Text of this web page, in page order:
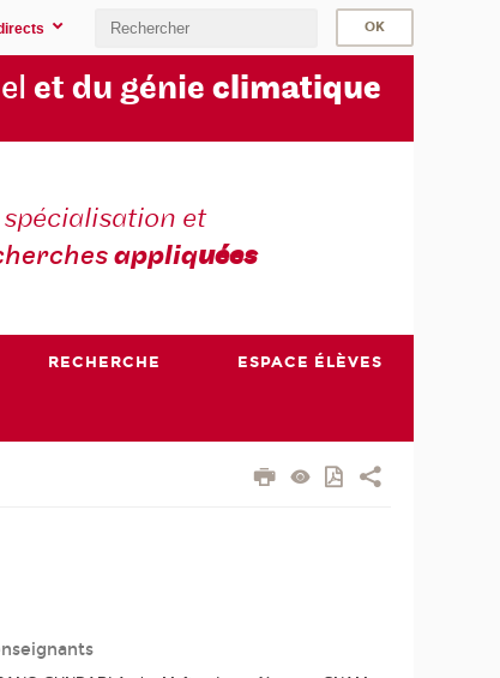
et du génie climatique
spécialisation et
appliquées
RECHERCHE ESPACE ÉLÈVES